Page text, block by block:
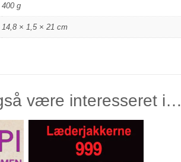
400 g
14,8 × 1,5 × 21 cm
være interesseret i…